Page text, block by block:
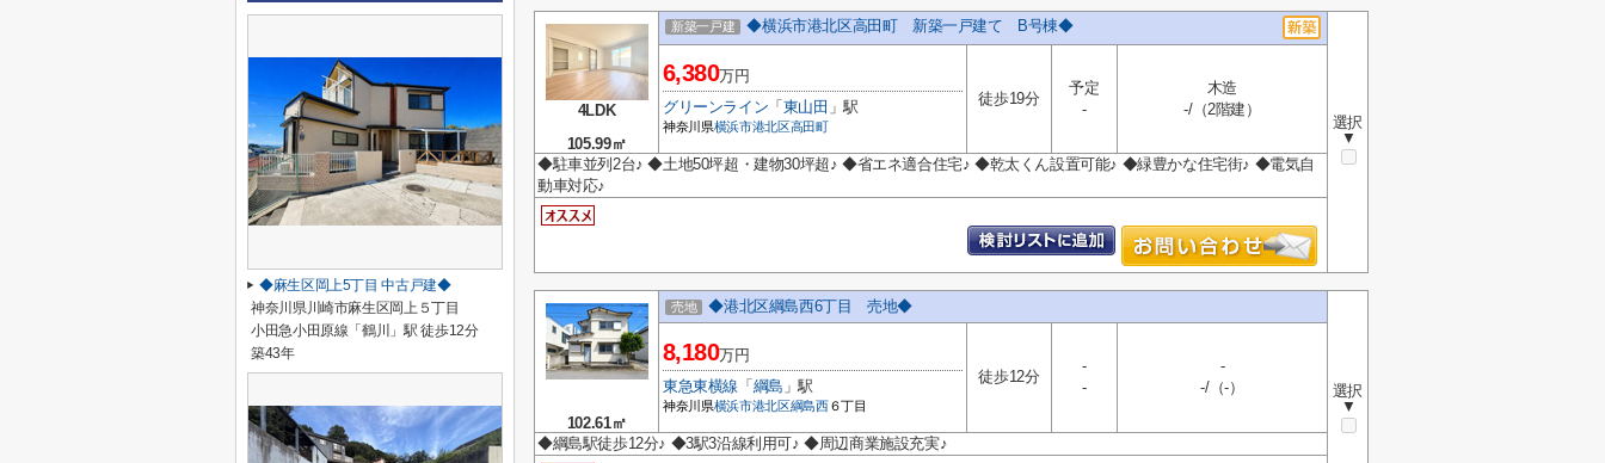
4LDK
105.99㎡
新築一戸建 ◆横浜市港北区高田町 新築一戸建て B号棟◆
選択
▼
6,380万円
グリーンライン 「 東山田 」駅
神奈川県横浜市港北区高田町
徒歩19分
予定
-
木造
-/（2階建）
◆駐車並列2台♪ ◆土地50坪超・建物30坪超♪ ◆省エネ適合住宅♪ ◆乾太くん設置可能♪ ◆緑豊かな住宅街♪ ◆電気自
動車対応♪
102.61㎡
売地 ◆港北区綱島西6丁目 売地◆
選択
▼
8,180万円
東急東横線 「 綱島 」駅
神奈川県横浜市港北区綱島西６丁目
徒歩12分
-
-
-
-/（-）
◆綱島駅徒歩12分♪ ◆3駅3沿線利用可♪ ◆周辺商業施設充実♪
◆麻生区岡上5丁目 中古戸建◆
神奈川県川崎市麻生区岡上５丁目
小田急小田原線「鶴川」駅 徒歩12分
築43年